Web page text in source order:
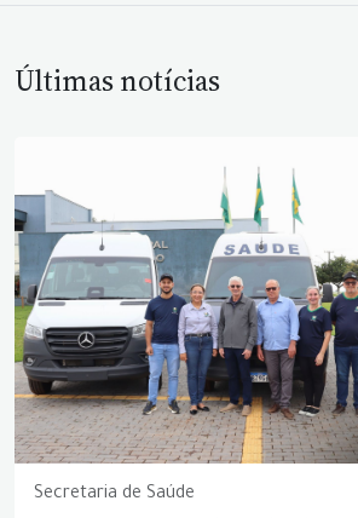
Últimas notícias
Secretaria de Saúde